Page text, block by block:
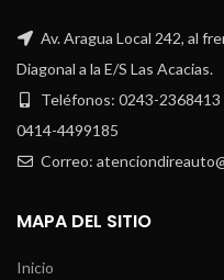
Av. Aragua Local 242, al
Diagonal a la E/S Las Acacias.
Teléfonos: 0243-2368413
0414-4499185
Correo:
MAPA DEL SITIO
Inicio